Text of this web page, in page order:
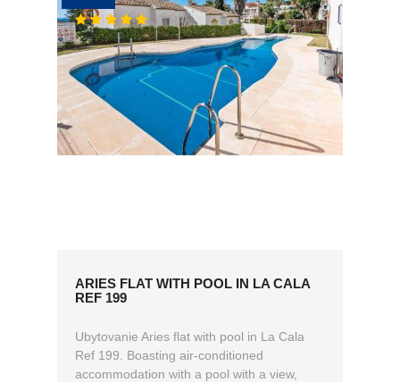
ARIES FLAT WITH POOL IN LA CALA
REF 199
Ubytovanie Aries flat with pool in La Cala
Ref 199. Boasting air-conditioned
accommodation with a pool with a view,